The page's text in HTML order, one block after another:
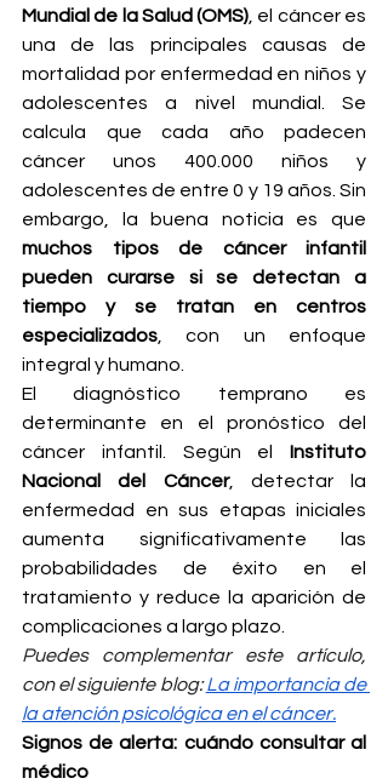
Mundial de la Salud (OMS), el cáncer es
una de las principales causas de
mortalidad por enfermedad en niños y
adolescentes a nivel mundial. Se
calcula que cada año padecen
cáncer unos 400.000 niños y
adolescentes de entre 0 y 19 años. Sin
muchos tipos de cáncer infantil
pueden curarse si se detectan a
tiempo y se tratan en centros
especializados, con un enfoque
integral y humano.
El diagnóstico temprano es
determinante en el pronóstico del
cáncer infantil. Según el Instituto
Nacional del Cáncer, detectar la
enfermedad en sus etapas iniciales
aumenta significativamente las
probabilidades de éxito en el
tratamiento y reduce la aparición de
complicaciones a largo plazo.
Puedes complementar este artículo,
con el siguiente blog: La importancia de
la atención psicológica en el cáncer.
Signos de alerta: cuándo consultar al
médico